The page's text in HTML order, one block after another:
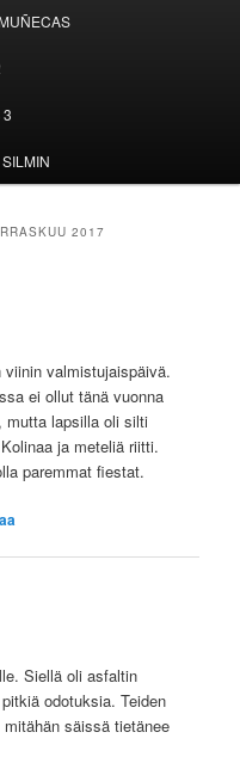
2017
viinin valmistujaispäivä.
ei ollut tänä vuonna
mutta lapsilla oli silti
ja meteliä riitti.
paremmat fiestat.
Siellä oli asfaltin
odotuksia. Teiden
säissä tietänee